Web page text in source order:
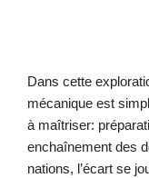
Dans cette
mécanique est
à maîtriser:
enchaînement des
nations, l’écart se